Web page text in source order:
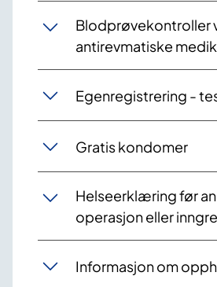
Blodprøvekontroller
antirevmatiske
Egenregistrering -
Gratis kondomer
Helseerklæring før
operasjon eller
Informasjon om